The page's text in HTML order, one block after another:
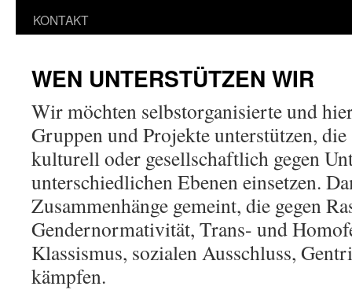
KONTAKT
WEN UNTERSTÜTZEN WIR
Wir möchten selbstorganisierte und
Gruppen und Projekte unterstützen,
kulturell oder gesellschaftlich gegen
unterschiedlichen Ebenen einsetzen.
Zusammenhänge gemeint, die gegen
Gendernormativität, Trans- und
Klassismus, sozialen Ausschluss,
kämpfen.